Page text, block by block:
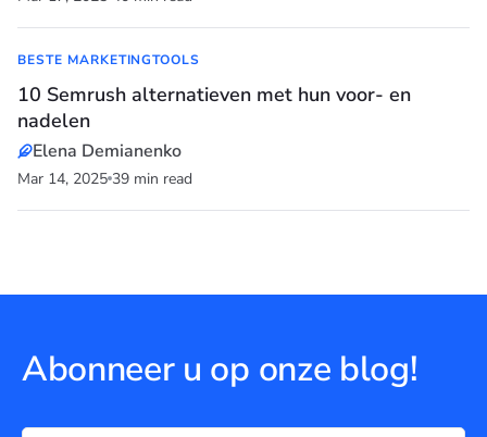
BESTE MARKETINGTOOLS
10 Semrush alternatieven met hun voor- en
nadelen
Elena Demianenko
Mar 14, 2025 39 min read
Abonneer u op onze blog!